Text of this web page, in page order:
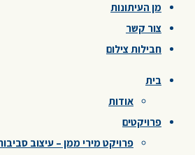
מן העיתונות
צור קשר
חבילות צילום
בית
אודות
פרויקטים
פרויקט מירי ממן – עיצוב